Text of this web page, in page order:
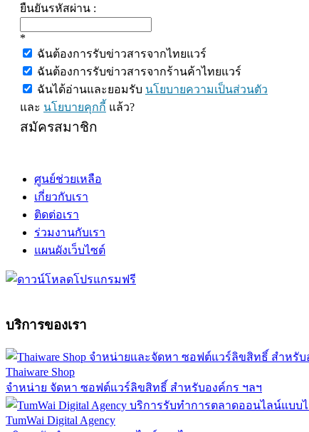
ยืนยันรหัสผ่าน :
*
ฉันต้องการรับข่าวสารจากไทยแวร์
ฉันต้องการรับข่าวสารจากร้านค้าไทยแวร์
ฉันได้อ่านและยอมรับ นโยบายความเป็นส่วนตัว
และ นโยบายคุกกี้ แล้ว?
สมัครสมาชิก
ศูนย์ช่วยเหลือ
เกี่ยวกับเรา
ติดต่อเรา
ร่วมงานกับเรา
แผนผังเว็บไซต์
บริการของเรา
Thaiware Shop
จำหน่าย จัดหา ซอฟต์แวร์ลิขสิทธิ์ สำหรับองค์กร ฯลฯ
TumWai Digital Agency